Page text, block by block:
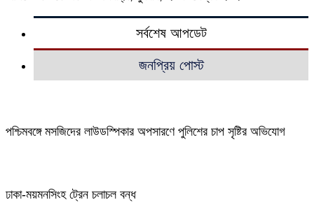
সর্বশেষ আপডেট
জনপ্রিয় পোস্ট
পশ্চিমবঙ্গে মসজিদের লাউডস্পিকার অপসারণে পুলিশের চাপ সৃষ্টির অভিযোগ
ঢাকা-ময়মনসিংহ ট্রেন চলাচল বন্ধ